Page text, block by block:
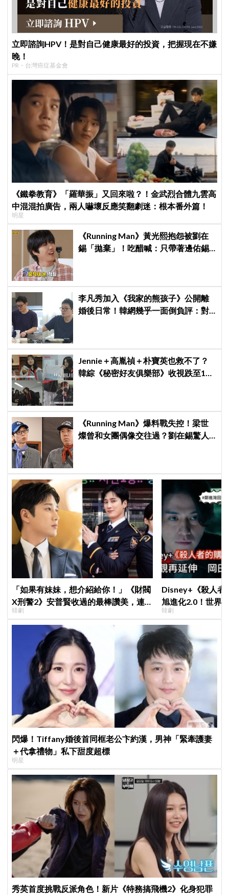
立即諮詢HPV！是對自己健康最好的投資，把握現在不嫌
晚！
PR・台灣癌症基金會
《鐵拳教育》「羅華振」又回來啦？！金武烈合體九雲高
中混混拍廣告，兩人嚇壞反應笑翻劇迷：根本番外篇！
明星
《Running Man》黃光熙抱怨被劉在
錫「拋棄」！吃醋喊：只帶著邊佑錫
李凡秀加入《我家的熊孩子》公開離
婚後日常！韓網幾乎一面倒負評：對
Jennie＋高胤禎＋朴寶英也救不了？
韓綜《秘密好友俱樂部》收視跌至1%
《Running Man》爆料戰失控！梁世
燦曾和女團偶像交往過？劉在錫驚人
「如果有妹妹，想介紹給你！」《財閥
X刑警2》安普賢收過的最棒讚美，連
哥哥們都認證的好品格～
韓劇
Disney+《殺人者
旭進化2.0！世界
登場竟殺了「他」
韓劇
閃爆！Tiffany婚後首同框老公卞約漢，男神「緊牽護妻
＋代拿禮物」私下甜度超標
明星
秀英首度挑戰反派角色！新片《特務搞飛機2》化身犯罪